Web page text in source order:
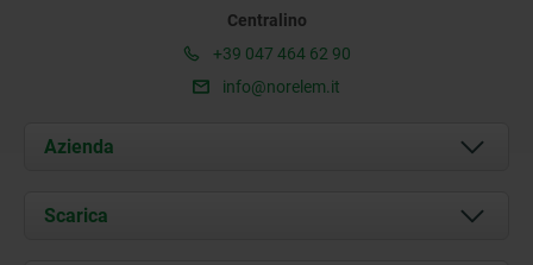
Centralino
+39 047 464 62 90
info@norelem.it
Azienda
Chi siamo
Scarica